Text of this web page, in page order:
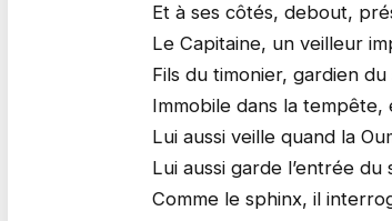
Et à ses côtés, debout,
Le Capitaine, un veilleur
Fils du timonier, gardien du
Immobile dans la
Lui aussi veille quand la
Lui aussi garde l’entrée
Comme le sphinx, il